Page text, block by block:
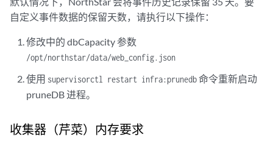
自定义事件数据的保留天数，请执行以下操作：
修改中的 dbCapacity 参数
/opt/northstar/data/web_config.json
使用 supervisorctl restart infra:prunedb命令重新启动
pruneDB 进程。
收集器（芹菜）内存要求